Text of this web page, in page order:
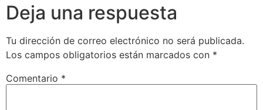
Deja una respuesta
Tu dirección de correo electrónico no será publicada.
Los campos obligatorios están marcados con *
Comentario *